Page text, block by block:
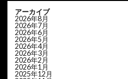
アーカイブ
2026年8月
2026年7月
2026年6月
2026年5月
2026年4月
2026年3月
2026年2月
2026年1月
2025年12月